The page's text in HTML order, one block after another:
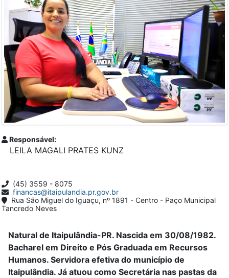
Responsável:
LEILA MAGALI PRATES KUNZ
(45) 3559 - 8075
financas@itaipulandia.pr.gov.br
Rua São Miguel do Iguaçu, nº 1891 - Centro - Paço Municipal
Tancredo Neves
Natural de Itaipulândia-PR. Nascida em 30/08/1982.
Bacharel em Direito e Pós Graduada em Recursos
Humanos. Servidora efetiva do município de
Itaipulândia. Já atuou como Secretária nas pastas da